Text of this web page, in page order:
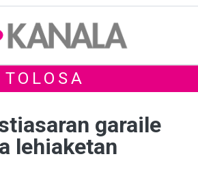
TOLOSA
garaile
lehiaketan